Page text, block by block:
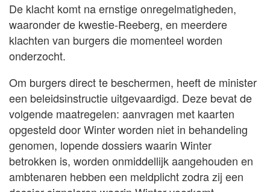
De klacht komt na ernstige onregelmatigheden,
waaronder de kwestie-Reeberg, en meerdere
klachten van burgers die momenteel worden
onderzocht.
Om burgers direct te beschermen, heeft de minister
een beleidsinstructie uitgevaardigd. Deze bevat de
volgende maatregelen: aanvragen met kaarten
opgesteld door Winter worden niet in behandeling
genomen, lopende dossiers waarin Winter
betrokken is, worden onmiddellijk aangehouden en
ambtenaren hebben een meldplicht zodra zij een